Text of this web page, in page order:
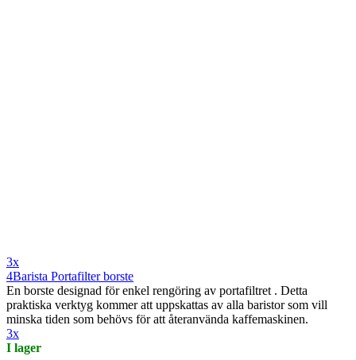
3x
4Barista Portafilter borste
En borste designad för enkel rengöring av portafiltret . Detta
praktiska verktyg kommer att uppskattas av alla baristor som vill
minska tiden som behövs för att återanvända kaffemaskinen.
3x
I lager